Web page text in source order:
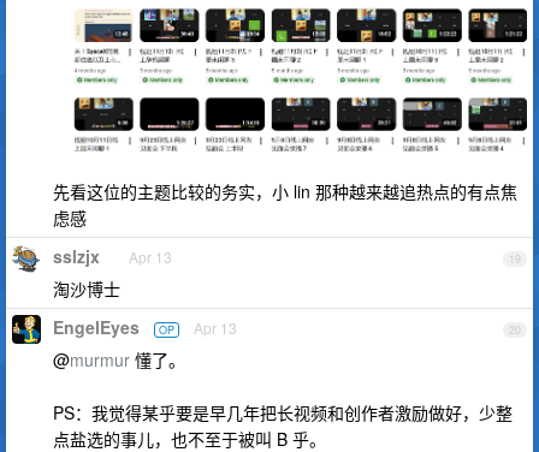
先看这位的主题比较的务实，小 lin 那种越来越追热点的有点焦
虑感
19
sslzjx Apr 13
淘沙博士
20
EngelEyes OP Apr 13
@murmur 懂了。
PS：我觉得某乎要是早几年把长视频和创作者激励做好，少整
点盐选的事儿，也不至于被叫 B 乎。